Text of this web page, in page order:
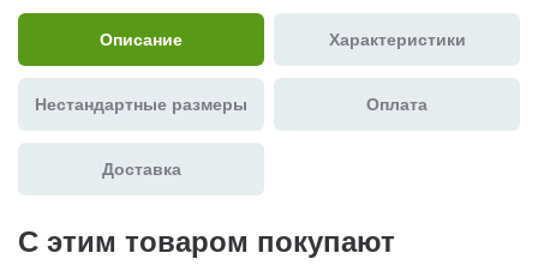
Описание Характеристики
Нестандартные размеры Оплата
Доставка
С этим товаром покупают